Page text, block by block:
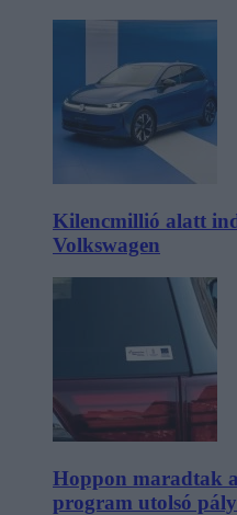
Kilencmillió alatt
Volkswagen
Hoppon maradtak
program utolsó